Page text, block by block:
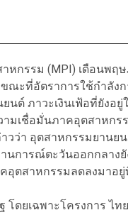
หกรรม (MPI) เดือนพฤ
ขณะที่อัตราการใช้กำลัง
นต์ ภาวะเงินเฟ้อที่ยังอยู่
มเชื่อมั่นภาคอุตสาหกร
วว่า อุตสาหกรรมยานย
นการณ์ตะวันออกกลางยั
ตสาหกรรมลดลงมาอยู่
ดยเฉพาะโครงการ ไท